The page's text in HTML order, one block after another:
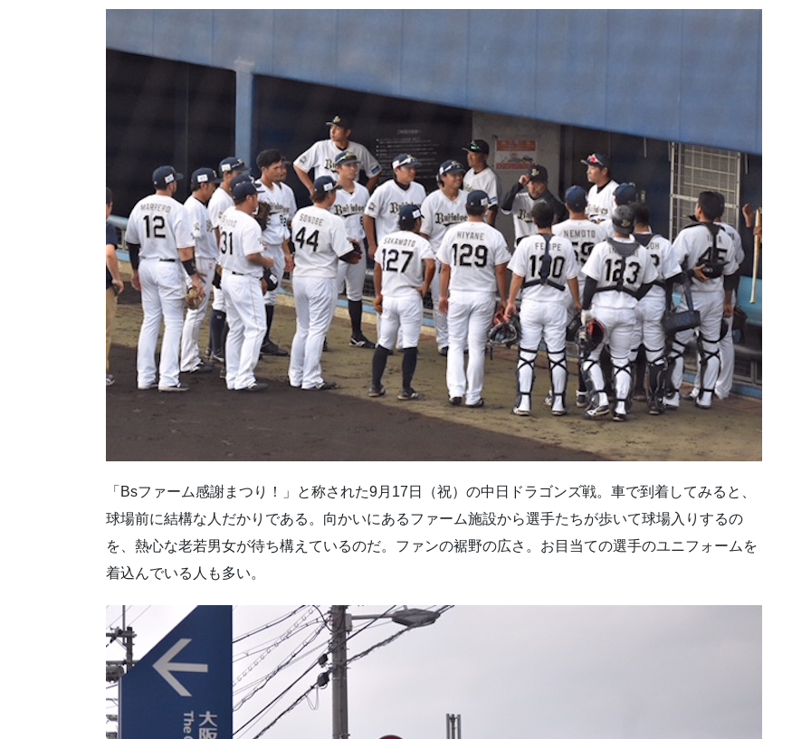
「Bsファーム感謝まつり！」と称された9月17日（祝）の中日ドラゴンズ戦。車で到着してみると、
球場前に結構な人だかりである。向かいにあるファーム施設から選手たちが歩いて球場入りするの
を、熱心な老若男女が待ち構えているのだ。ファンの裾野の広さ。お目当ての選手のユニフォームを
着込んでいる人も多い。